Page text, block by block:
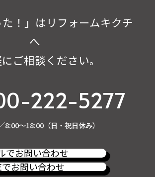
た！」はリフォームキクチ
へ
ご相談ください。
222-5277
8:00～18:00（日・祝日休み）
でお問い合わせ
でお問い合わせ